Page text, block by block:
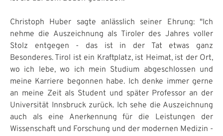
Christoph Huber sagte anlässlich seiner Ehrung: "Ich
nehme die Auszeichnung als Tiroler des Jahres voller
Stolz entgegen - das ist in der Tat etwas ganz
Besonderes. Tirol ist ein Kraftplatz, ist Heimat, ist der Ort,
wo ich lebe, wo ich mein Studium abgeschlossen und
meine Karriere begonnen habe. Ich denke immer gerne
an meine Zeit als Student und später Professor an der
Universität Innsbruck zurück. Ich sehe die Auszeichnung
auch als eine Anerkennung für die Leistungen der
Wissenschaft und Forschung und der modernen Medizin -